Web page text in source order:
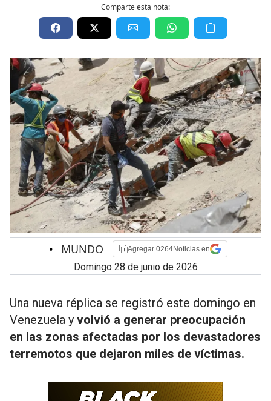
Comparte esta nota:
• MUNDO Agregar 0264Noticias en
domingo 28 de junio de 2026
Una nueva réplica se registró este domingo en
Venezuela y volvió a generar preocupación
en las zonas afectadas por los devastadores
terremotos que dejaron miles de víctimas.